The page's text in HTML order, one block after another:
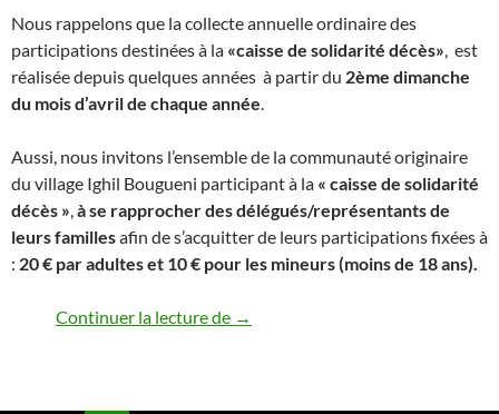
Nous rappelons que la collecte annuelle ordinaire des
participations destinées à la «caisse de solidarité décès», est
réalisée depuis quelques années à partir du 2ème dimanche
du mois d’avrilde chaque année.
Aussi, nous invitons l’ensemble de la communauté originaire
du village Ighil Bougueni participant à la « caisse de solidarité
décès »,à se rapprocher des délégués/représentants de
leurs famillesafin de s’acquitter de leurs participations fixées à
: 20 € par adultes et 10 € pour les mineurs (moins de 18 ans).
Continuer la lecture de Collecte annuelle ordinaire des
→